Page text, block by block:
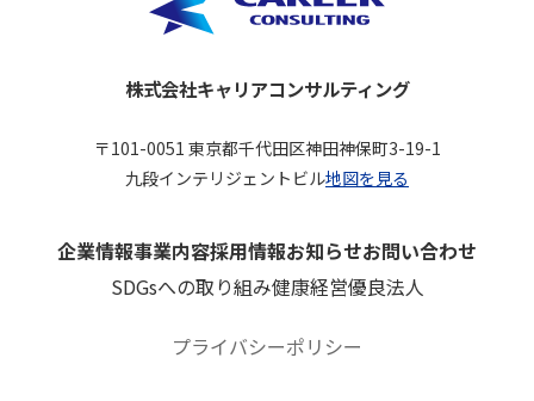
株式会社キャリアコンサルティング
〒101-0051 東京都千代田区神田神保町3-19-1
九段インテリジェントビル地図を見る
企業情報事業内容採用情報お知らせお問い合わせ
SDGsへの取り組み健康経営優良法人
プライバシーポリシー